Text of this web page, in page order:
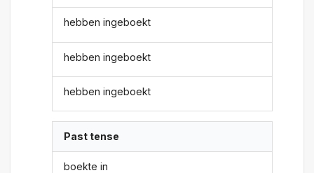
hebben ingeboekt
hebben ingeboekt
hebben ingeboekt
Past tense
boekte in